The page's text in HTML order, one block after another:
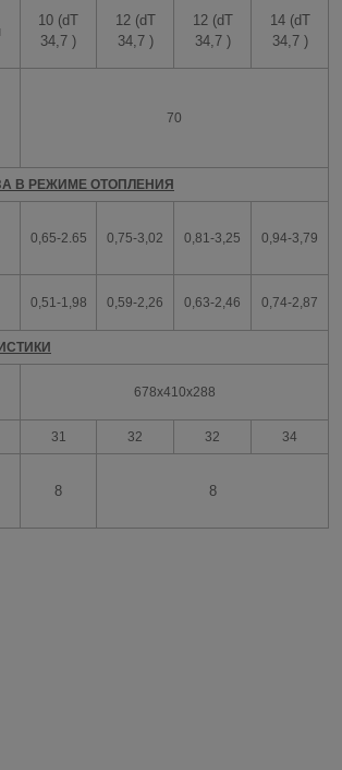
10 (dT
34,7 )
12 (dT
34,7 )
12 (dT
34,7 )
14 (dT
34,7 )
70
В РЕЖИМЕ ОТОПЛЕНИЯ
0,65-2.65 0,75-3,02 0,81-3,25 0,94-3,79
0,51-1,98 0,59-2,26 0,63-2,46 0,74-2,87
678x410x288
31 32 32 34
8 8